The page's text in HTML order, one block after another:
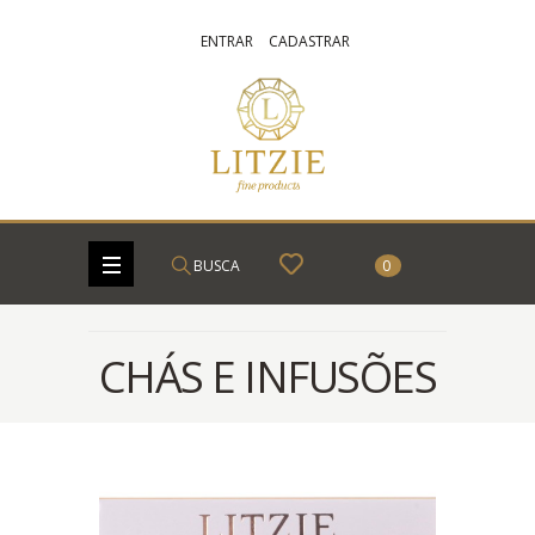
ENTRAR CADASTRAR
0
BUSCA
CHÁS E INFUSÕES